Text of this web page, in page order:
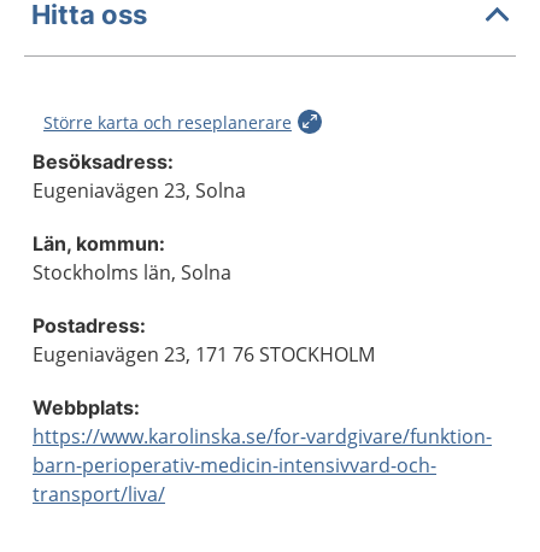
Hitta oss
Större karta och reseplanerare
Besöksadress:
Eugeniavägen 23, Solna
Län, kommun:
Stockholms län, Solna
Postadress:
Eugeniavägen 23, 171 76 STOCKHOLM
Webbplats:
https://www.karolinska.se/for-vardgivare/funktion-
barn-perioperativ-medicin-intensivvard-och-
transport/liva/